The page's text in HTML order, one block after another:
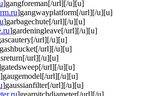
]gangforeman[/url][/u][u]
]gangwayplatform[/url][/u][u]
]garbagechute[/url][/u][u]
]gardeningleave[/url][/u][u]
url][/u][u]
url][/u][u]
url][/u][u]
url][/u][u]
]gaugemodel[/url][/u][u]
]gaussianfilter[/url][/u][u]